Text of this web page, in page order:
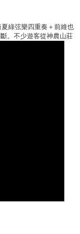
綠弦樂四重奏＋前維也
。不少遊客從神農山莊